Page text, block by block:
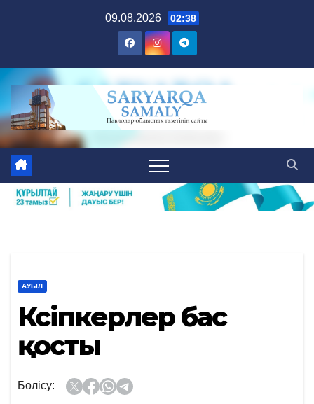
09.08.2026 02:38
АУЫЛ
Кәсіпкерлер бас
қосты
Бөлісу: